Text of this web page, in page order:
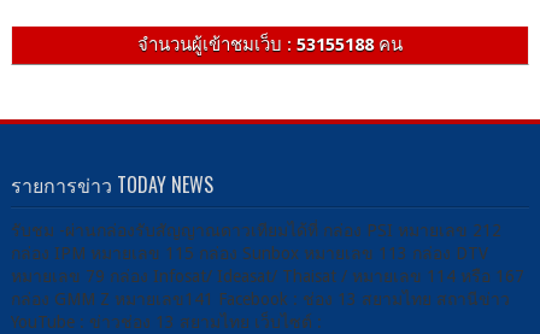
จำนวนผู้เข้าชมเว็บ : 53155188คน
รายการข่าว TODAY NEWS
รับชม -ผ่านกล่องรับสัญญาณดาวเทียมได้ที่ กล่อง PSI หมายเลข 212
กล่อง IPM หมายเลข 115 กล่อง Sunbox หมายเลข 113 กล่อง DTV
หมายเลข 79 กล่อง Infosat/ Ideasat/ Thaisat / หมายเลข 114 หรือ 167
กล่อง GMM Z หมายเลข141 Facebook : ช่อง 13 สยามไทย สถานีข่าว
YouTube : ข่าวช่อง 13 สยามไทย เว็บไซต์ :